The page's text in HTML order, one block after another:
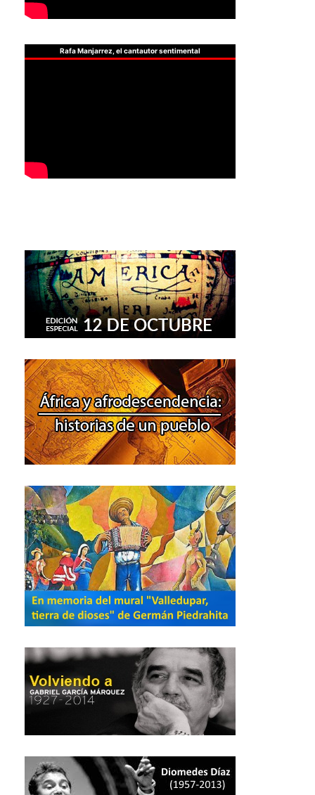
Rafa Manjarrez, el cantautor sentimental